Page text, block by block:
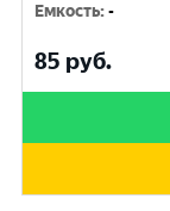
Емкость:-
85 руб.